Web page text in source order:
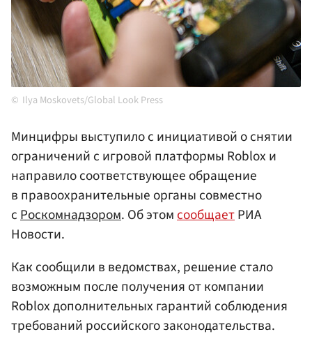
Ilya Moskovets/Global Look Press
Минцифры выступило с инициативой о снятии
ограничений с игровой платформы Roblox и
направило соответствующее обращение
в правоохранительные органы совместно
сРоскомнадзором. Об этомсообщаетРИА
Новости.
Как сообщили в ведомствах, решение стало
возможным после получения от компании
Roblox дополнительных гарантий соблюдения
требований российского законодательства.